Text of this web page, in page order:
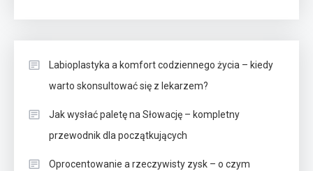
Labioplastyka a komfort codziennego życia – kiedy
warto skonsultować się z lekarzem?
Jak wysłać paletę na Słowację – kompletny
przewodnik dla początkujących
Oprocentowanie a rzeczywisty zysk – o czym